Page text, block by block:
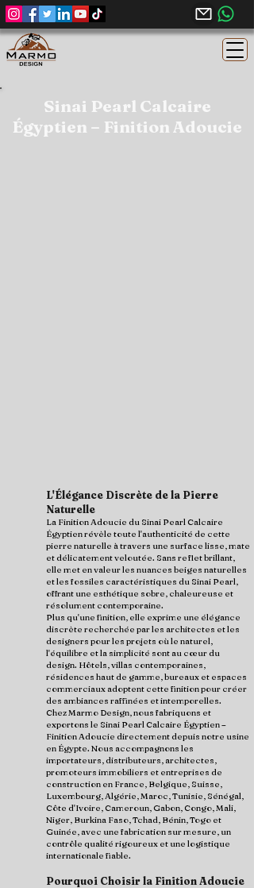
Sinai Pearl Calcaire
Égyptien – Finition Adoucie
L'Élégance Discrète de la Pierre
Naturelle
La Finition Adoucie du Sinai Pearl Calcaire
Égyptien révèle toute l'authenticité de cette
pierre naturelle à travers une surface lisse, mate
et délicatement veloutée. Sans reflet brillant,
elle met en valeur les nuances beiges naturelles
et les fossiles caractéristiques du Sinai Pearl,
offrant une esthétique sobre, chaleureuse et
résolument contemporaine.
Plus qu'une finition, elle exprime une élégance
discrète recherchée par les architectes et les
designers pour les projets où le naturel,
l'équilibre et la simplicité sont au cœur du
design. Hôtels, villas contemporaines,
résidences haut de gamme, bureaux et espaces
commerciaux adoptent cette finition pour créer
des ambiances raffinées et intemporelles.
Chez Marmo Design, nous fabriquons et
exportons le Sinai Pearl Calcaire Égyptien –
Finition Adoucie directement depuis notre usine
en Égypte. Nous accompagnons les
importateurs, distributeurs, architectes,
promoteurs immobiliers et entreprises de
construction en France, Belgique, Suisse,
Luxembourg, Algérie, Maroc, Tunisie, Sénégal,
Côte d'Ivoire, Cameroun, Gabon, Congo, Mali,
Niger, Burkina Faso, Tchad, Bénin, Togo et
Guinée, avec une fabrication sur mesure, un
contrôle qualité rigoureux et une logistique
internationale fiable.
Pourquoi Choisir la Finition Adoucie